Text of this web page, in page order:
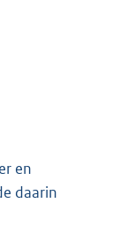
en
daarin